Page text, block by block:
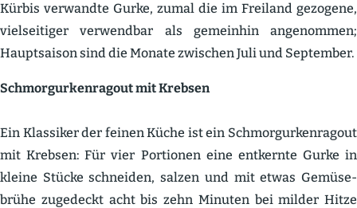
Kürbis verwandte Gurke, zumal die im Freiland gezogene,
vielsei­tiger verwendbar als gemeinhin angenommen;
Haupt­saison sind die Monate zwischen Juli und September.
Schmor­gur­ken­ragout mit Krebsen
Ein Klassiker der feinen Küche ist ein Schmor­gur­ken­ragout
mit Krebsen: Für vier Portionen eine entkernte Gurke in
kleine Stücke schneiden, salzen und mit etwas Gemüse­
brühe zugedeckt acht bis zehn Minuten bei milder Hitze